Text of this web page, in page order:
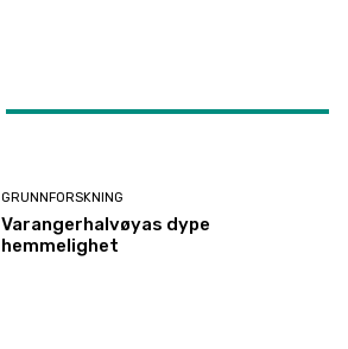
GRUNNFORSKNING
Varangerhalvøyas dype
hemmelighet